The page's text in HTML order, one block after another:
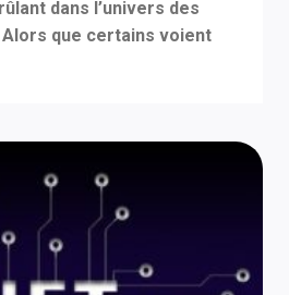
dans l’univers des
que certains voient